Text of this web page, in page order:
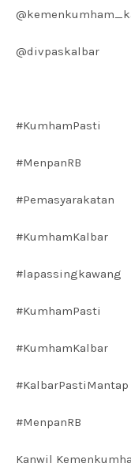
@divpaskalbar
#KumhamPasti
#MenpanRB
#Pemasyarakatan
#KumhamKalbar
#lapassingkawang
#KumhamPasti
#KumhamKalbar
#KalbarPastiMantap
#MenpanRB
Kanwil